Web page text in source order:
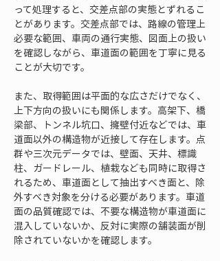
って処理すると、交差点部の実態とずれるこ
とがあります。交差点部では、路線の管理上
必要な範囲、車両の通行実態、図面上の扱い
を確認しながら、車道面の範囲を丁寧に見る
ことが大切です。
また、取得範囲は平面的な広さだけでなく、
上下方向の扱いにも関係します。高架下、橋
梁部、トンネル坑口、擁壁付近などでは、車
道面以外の構造物が近接して存在します。点
群や三次元データでは、壁面、天井、標識
柱、ガードレール、植栽なども同時に取得さ
れるため、車道面として抽出すべき面と、除
外すべき対象を分ける必要があります。車道
面の品質確認では、不要な構造物が車道面に
混入していないか、反対に実際の舗装面が削
除されていないかを確認します。